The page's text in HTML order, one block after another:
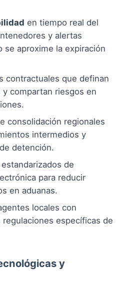
en tiempo real del
y alertas
se aproxime la expiración
contractuales que definan
y compartan riesgos en
consolidación regionales
intermedios y
detención.
de
para reducir
en aduanas.
locales con
específicas de
y